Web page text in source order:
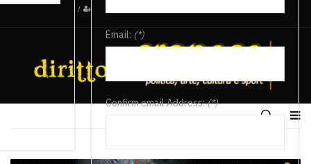
/
Email: (*)
Confirm email Address:(*)